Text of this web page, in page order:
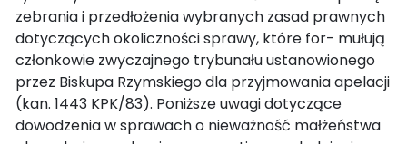
zebrania i przedłożenia wybranych zasad prawnych
dotyczących okoliczności sprawy, które for- mułują
członkowie zwyczajnego trybunału ustanowionego
przez Biskupa Rzymskiego dla przyjmowania apelacji
(kan. 1443 KPK/83). Poniższe uwagi dotyczące
dowodzenia w sprawach o nieważność małżeństwa